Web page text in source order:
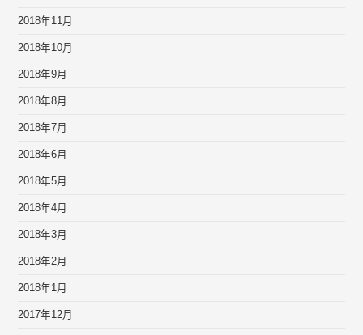
2018年11月
2018年10月
2018年9月
2018年8月
2018年7月
2018年6月
2018年5月
2018年4月
2018年3月
2018年2月
2018年1月
2017年12月